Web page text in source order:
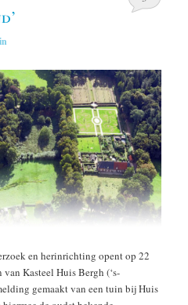
en herinrichting opent op 22
Kasteel Huis Bergh (‘s-
gemaakt van een tuin bij Huis